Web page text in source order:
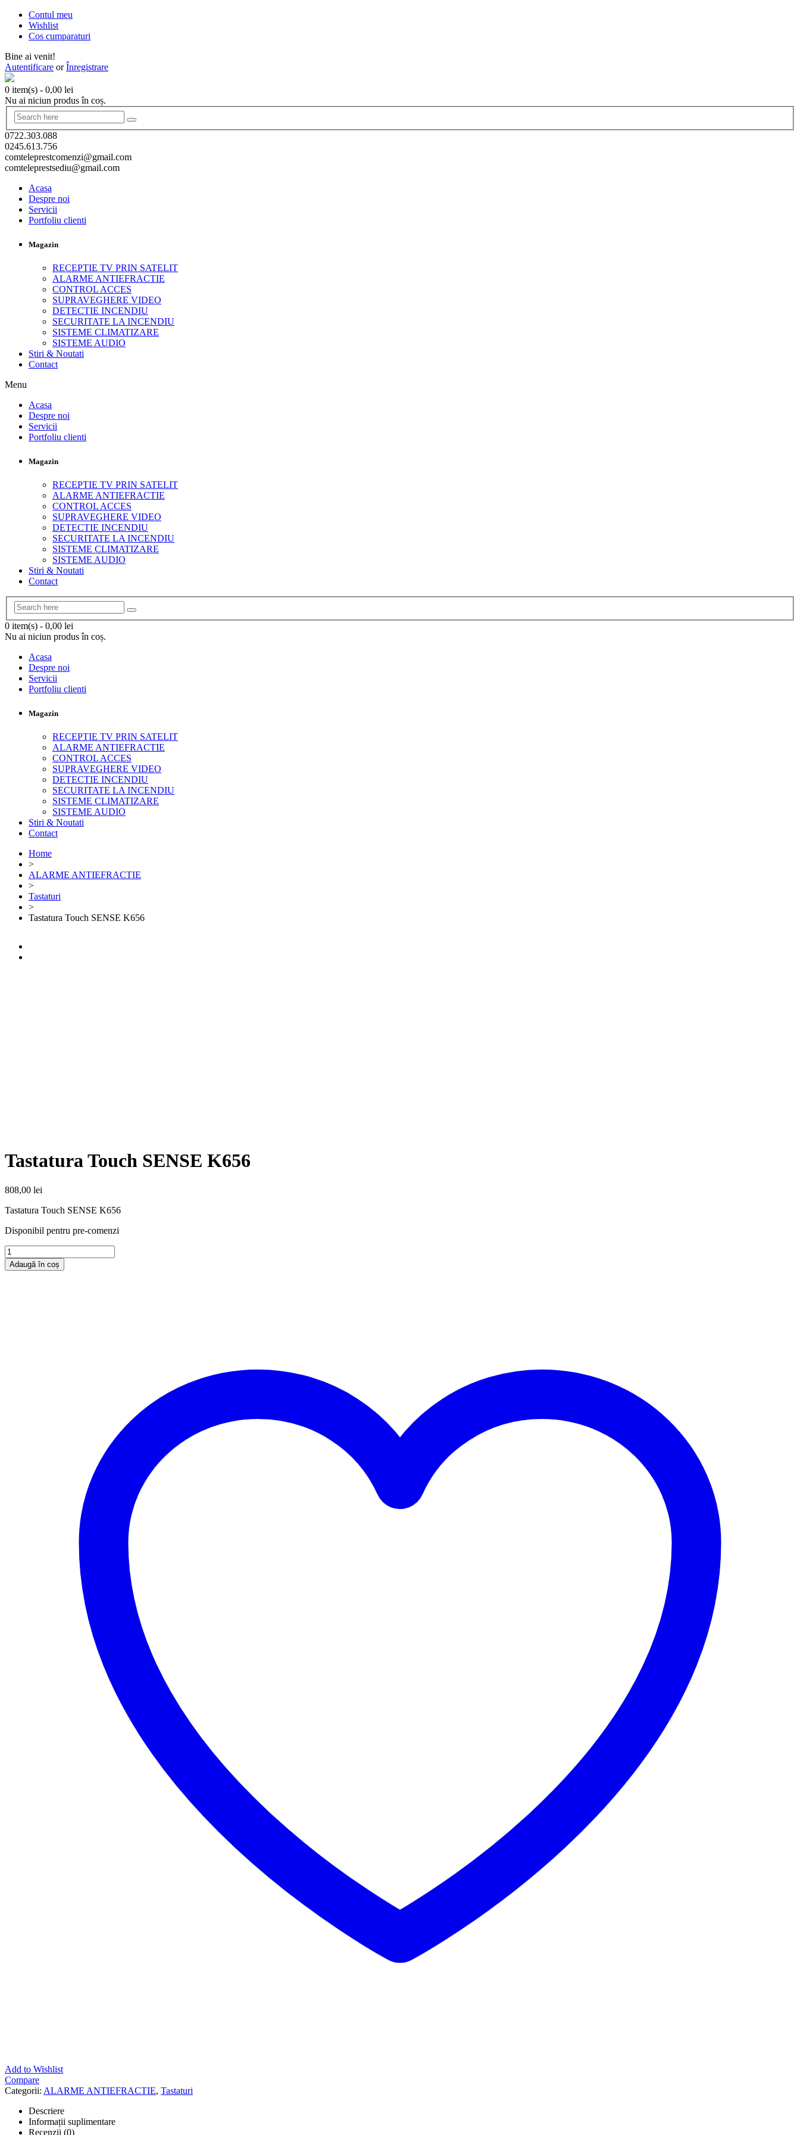
Contul meu
Wishlist
Cos cumparaturi
Bine ai venit!
Autentificare orÎnregistrare
0 item(s) - 0,00 lei
Nu ai niciun produs în coș.
0722.303.088
0245.613.756
comteleprestcomenzi@gmail.com
comteleprestsediu@gmail.com
Acasa
Despre noi
Servicii
Portfoliu clienti
Magazin
RECEPTIE TV PRIN SATELIT
ALARME ANTIEFRACTIE
CONTROL ACCES
SUPRAVEGHERE VIDEO
DETECTIE INCENDIU
SECURITATE LA INCENDIU
SISTEME CLIMATIZARE
SISTEME AUDIO
Stiri & Noutati
Contact
Menu
Acasa
Despre noi
Servicii
Portfoliu clienti
Magazin
RECEPTIE TV PRIN SATELIT
ALARME ANTIEFRACTIE
CONTROL ACCES
SUPRAVEGHERE VIDEO
DETECTIE INCENDIU
SECURITATE LA INCENDIU
SISTEME CLIMATIZARE
SISTEME AUDIO
Stiri & Noutati
Contact
0 item(s) - 0,00 lei
Nu ai niciun produs în coș.
Acasa
Despre noi
Servicii
Portfoliu clienti
Magazin
RECEPTIE TV PRIN SATELIT
ALARME ANTIEFRACTIE
CONTROL ACCES
SUPRAVEGHERE VIDEO
DETECTIE INCENDIU
SECURITATE LA INCENDIU
SISTEME CLIMATIZARE
SISTEME AUDIO
Stiri & Noutati
Contact
Home
>
ALARME ANTIEFRACTIE
>
Tastaturi
>
Tastatura Touch SENSE K656
Tastatura Touch SENSE K656
808,00 lei
Tastatura Touch SENSE K656
Disponibil pentru pre-comenzi
Adaugă în coș
Add to Wishlist
Compare
Categorii: ALARME ANTIEFRACTIE, Tastaturi
Descriere
Informații suplimentare
Recenzii (0)